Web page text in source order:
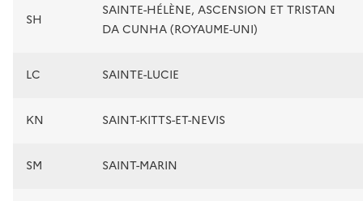
SH
SAINTE-HÉLÈNE, ASCENSION ET TRISTAN
DA CUNHA (ROYAUME-UNI)
LC SAINTE-LUCIE
KN SAINT-KITTS-ET-NEVIS
SM SAINT-MARIN